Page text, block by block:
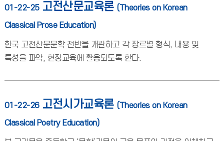
01-22-25 고전산문교육론 (Theories on Korean
Classical Prose Education)
한국 고전산문문학 전반을 개관하고 각 장르별 형식, 내용 및
특성을 파악, 현장교육에 활용되도록 한다.
01-22-26 고전시가교육론 (Theories on Korean
Classical Poetry Education)